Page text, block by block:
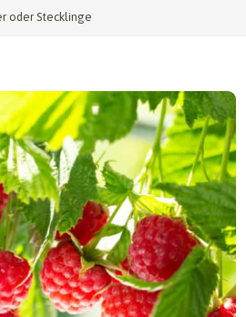
oder Stecklinge